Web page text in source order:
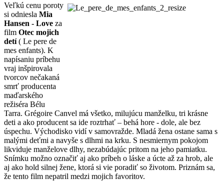
Veľkú cenu poroty
si odniesla Mia
Hansen - Love za
film Otec mojich
detí( Le pere de
mes enfants). K
napísaniu príbehu
vraj inšpirovala
tvorcov nečakaná
smrť producenta
maďarského
režiséra Bélu
Tarra. Grégoire Canvel má všetko, milujúcu manželku, tri krásne
deti a ako producent sa ide roztrhať – behá hore - dole, ale bez
úspechu. Východisko vidí v samovražde. Mladá žena ostane sama s
malými deťmi a navyše s dlhmi na krku. S nesmiernym pokojom
likviduje manželove dlhy, nezabúdajúc pritom na jeho pamiatku.
Snímku možno označiť aj ako príbeh o láske a úcte až za hrob, ale
aj ako hold silnej žene, ktorá si vie poradiť so životom. Priznám sa,
že tento film nepatril medzi mojich favoritov.